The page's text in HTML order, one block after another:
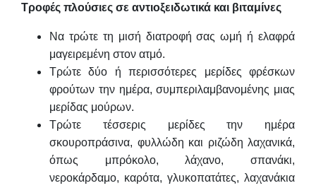
Τροφές πλούσιες σε αντιοξειδωτικά και βιταμίνες
Να τρώτε τη μισή διατροφή σας ωμή ή ελαφρά
μαγειρεμένη στον ατμό.
Τρώτε δύο ή περισσότερες μερίδες φρέσκων
φρούτων την ημέρα, συμπεριλαμβανομένης μιας
μερίδας μούρων.
Τρώτε τέσσερις μερίδες την ημέρα
σκουροπράσινα, φυλλώδη και ριζώδη λαχανικά,
όπως μπρόκολο, λάχανο, σπανάκι,
νεροκάρδαμο, καρότα, γλυκοπατάτες, λαχανάκια